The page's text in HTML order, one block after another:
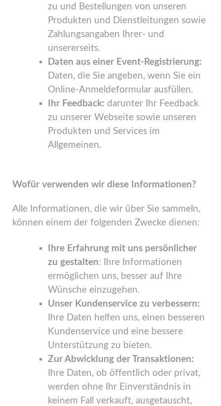
zu und Bestellungen von unseren
Produkten und Dienstleitungen sowie
Zahlungsangaben Ihrer- und
unsererseits.
Daten aus einer Event-Registrierung:
Daten, die Sie angeben, wenn Sie ein
Online-Anmeldeformular ausfüllen.
Ihr Feedback: darunter Ihr Feedback
zu unserer Webseite sowie unseren
Produkten und Services im
Allgemeinen.
Wofür verwenden wir diese Informationen?
Alle Informationen, die wir über Sie sammeln,
können einem der folgenden Zwecke dienen:
Ihre Erfahrung mit uns persönlicher
zu gestalten: Ihre Informationen
ermöglichen uns, besser auf Ihre
Wünsche einzugehen.
Unser Kundenservice zu verbessern:
Ihre Daten helfen uns, einen besseren
Kundenservice und eine bessere
Unterstützung zu bieten.
Zur Abwicklung der Transaktionen:
Ihre Daten, ob öffentlich oder privat,
werden ohne Ihr Einverständnis in
keinem Fall verkauft, ausgetauscht,